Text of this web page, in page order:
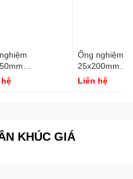
Genlab
Ống nghiệm
25x200mm
Liên hệ
KHÚC GIÁ